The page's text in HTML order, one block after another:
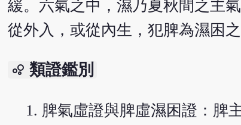
緩。六氣之中，濕乃夏秋間之主
從外入，或從內生，犯脾為濕困之
bubble_chart 類證鑑別
脾氣虛證與脾虛濕困證：脾